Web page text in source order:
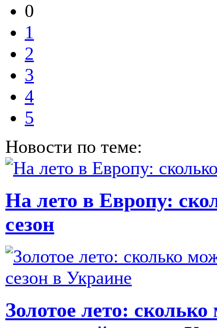
0
1
2
3
4
5
Новости по теме:
На лето в Европу:
сезон
Золотое лето: